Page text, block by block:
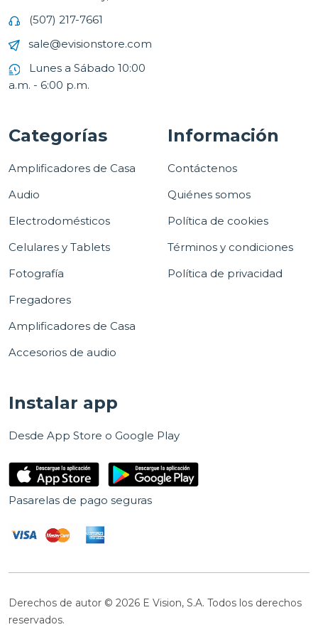
(507) 217-7661
sale@evisionstore.com
Lunes a Sábado 10:00
a.m. - 6:00 p.m.
Categorías
Amplificadores de Casa
Audio
Electrodomésticos
Celulares y Tablets
Fotografía
Fregadores
Amplificadores de Casa
Accesorios de audio
Información
Contáctenos
Quiénes somos
Política de cookies
Términos y condiciones
Política de privacidad
Instalar app
Desde App Store o Google Play
Pasarelas de pago seguras
Derechos de autor © 2026 E Vision, S.A. Todos los derechos
reservados.